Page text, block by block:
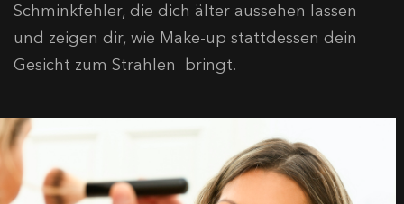
Schminkfehler, die dich älter aussehen lassen
und zeigen dir, wie Make-up stattdessen dein
Gesicht zum Strahlen bringt.